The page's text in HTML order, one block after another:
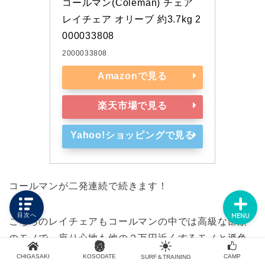
コールマン(Coleman) チェア
レイチェア オリーブ 約3.7kg 2
000033808
2000033808
Amazonで見る
楽天市場で見る
Yahoo!ショッピングで見る
コールマンが二発連続で続きます！
こちらのレイチェアもコールマンの中では高級な部類
のモノで、座り心地も他の２万円近くするモノと遜色
ありません。
CHIGASAKI KOSODATE SURF＆TRAINING CAMP
MENU
PROFILE
CONTACT
SITE MAP
目次へ